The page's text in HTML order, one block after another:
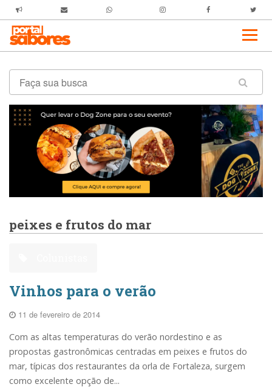
peixes e frutos do mar
Vinhos para o verão
11 de fevereiro de 2014
Com as altas temperaturas do verão nordestino e as
propostas gastronômicas centradas em peixes e frutos do
mar, típicas dos restaurantes da orla de Fortaleza, surgem
como excelente opção de...